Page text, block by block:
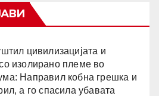
цивилизацијата и
изолирано племе во
Направил кобна грешка и
а го спасила убавата